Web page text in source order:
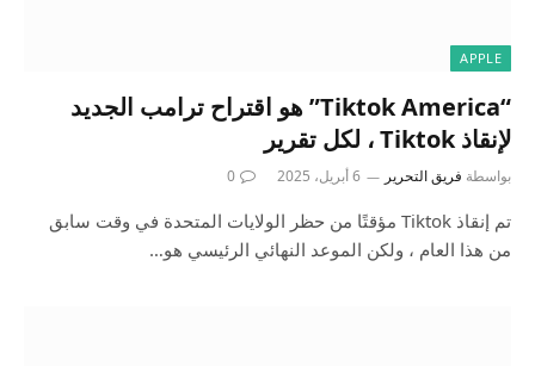
APPLE
“Tiktok America” ​​هو اقتراح ترامب الجديد
لإنقاذ Tiktok ، لكل تقرير
بواسطة فريق التحرير 6 أبريل، 2025 0
تم إنقاذ Tiktok مؤقتًا من حظر الولايات المتحدة في وقت سابق
من هذا العام ، ولكن الموعد النهائي الرئيسي هو…